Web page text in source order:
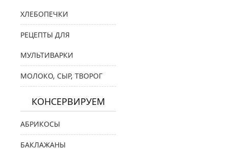
ХЛЕБОПЕЧКИ
РЕЦЕПТЫ ДЛЯ
МУЛЬТИВАРКИ
МОЛОКО, СЫР, ТВОРОГ
КОНСЕРВИРУЕМ
АБРИКОСЫ
БАКЛАЖАНЫ